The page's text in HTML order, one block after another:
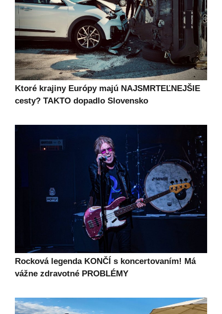
Ktoré krajiny Európy majú NAJSMRTEĽNEJŠIE
cesty? TAKTO dopadlo Slovensko
Rocková legenda KONČÍ s koncertovaním! Má
vážne zdravotné PROBLÉMY